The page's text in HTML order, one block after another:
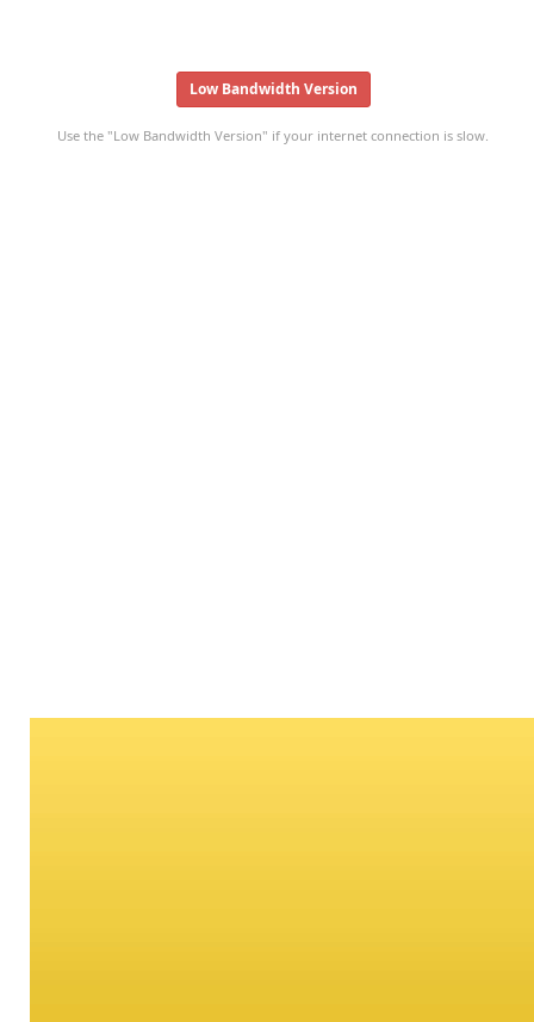
Low Bandwidth Version
Use the "Low Bandwidth Version" if your internet connection is slow.